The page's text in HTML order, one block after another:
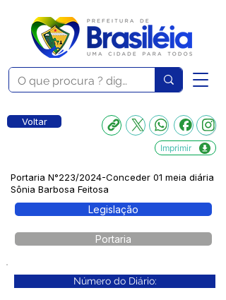
Voltar
Imprimir
Portaria N°223/2024-Conceder 01 meia diária
Sônia Barbosa Feitosa
Legislação
Portaria
Número do Diário: